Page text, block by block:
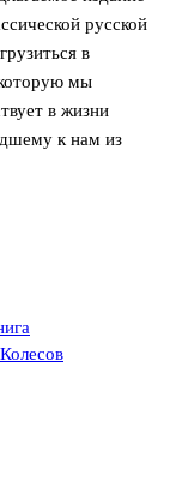
русской
в
мы
в жизни
к нам из